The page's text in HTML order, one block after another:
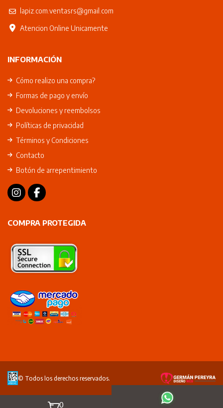
lapiz.com.ventasrs@gmail.com
Atencion Online Unicamente
INFORMACIÓN
Cómo realizo una compra?
Formas de pago y envío
Devoluciones y reembolsos
Políticas de privacidad
Términos y Condiciones
Contacto
Botón de arrepentimiento
COMPRA PROTEGIDA
© Todos los derechos reservados.
0